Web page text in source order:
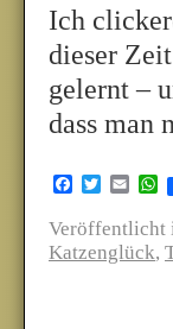
Ich
dieser
gelernt –
dass
Facebook
TwitterEmail
Veröffentlicht
Katzenglück,